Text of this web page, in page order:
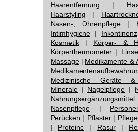
Haarentfernung |
Haarstyling |
Nasen-, Ohrenpflege|
Intimhygiene | Inkontinenz
Kosmetik | Körper- &
Körperthermometer |
Massage | Medikamente &
Medizinische Geräte
Minerale | Nagelpflege |
Nahrungsergänzungsmittel
Nasenpflege |
Perücken | Pflaster|
| Proteine | Rasur|